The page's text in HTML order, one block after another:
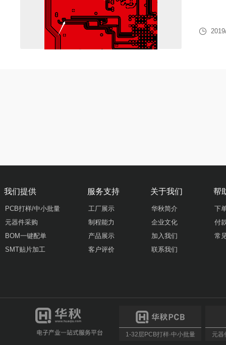
我们提供
PCB打样/中小批量
元器件采购
BOM一键配单
SMT贴片加工
服务支持
工厂展示
制程能力
产品展示
客户评价
关于我们
华秋简介
企业文化
加入我们
联系我们
帮
下
付
常
1-32层PCB打样·中小批量 元器